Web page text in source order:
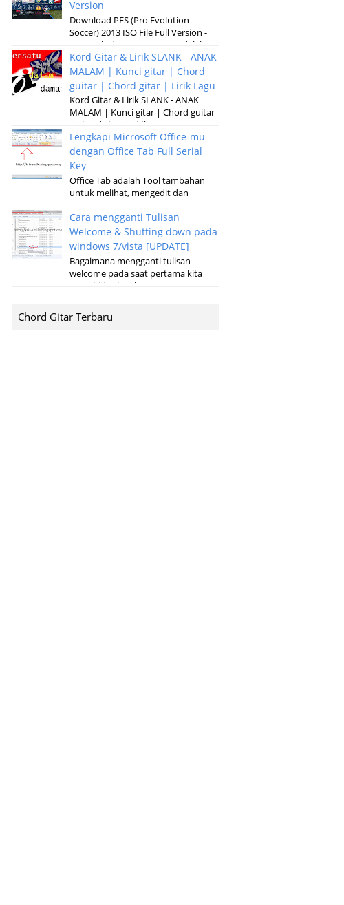
Version
Download PES (Pro Evolution
Soccer) 2013 ISO File Full Version -
Pro Evolution Soccer 2013 adalah
versi terbaru dari permainan
pertandinga...
Kord Gitar & Lirik SLANK - ANAK
MALAM | Kunci gitar | Chord
guitar | Chord gitar | Lirik Lagu
Kord Gitar & Lirik SLANK - ANAK
MALAM | Kunci gitar | Chord guitar
| Chord gitar | Lirik Lagu G D Em
Kubaru keluar malam Setelah sun...
Lengkapi Microsoft Office-mu
dengan Office Tab Full Serial
Key
Office Tab adalah Tool tambahan
untuk melihat, mengedit dan
mengelola dokumen, Microsoft
Office baik pada microsoft Word,
Excel, Powerpoint...
Cara mengganti Tulisan
Welcome & Shutting down pada
windows 7/vista [UPDATE]
Bagaimana mengganti tulisan
welcome pada saat pertama kita
menghidupkan laptop atau
shuting down pada saat k...
Chord Gitar Terbaru